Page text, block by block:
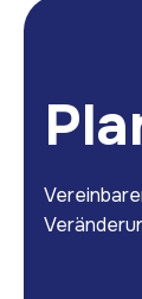
Pla